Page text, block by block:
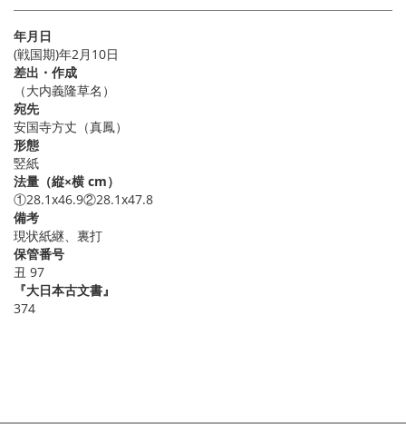
年月日
(戦国期)年2月10日
差出・作成
（大内義隆草名）
宛先
安国寺方丈（真鳳）
形態
竪紙
法量（縦×横 cm）
①28.1x46.9②28.1x47.8
備考
現状紙継、裏打
保管番号
丑 97
『大日本古文書』
374